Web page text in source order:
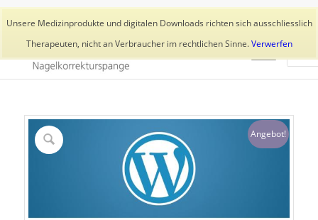
Unsere Medizinprodukte und digitalen Downloads richten sich ausschliesslich
Therapeuten, nicht an Verbraucher im rechtlichen Sinne.Verwerfen
Aktuelles Trainer 👥 Kundenkonto
Angebot!